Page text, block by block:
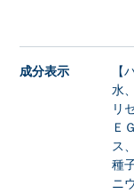
成分表示
【
水
リ
Ｅ
ス
種
ニ